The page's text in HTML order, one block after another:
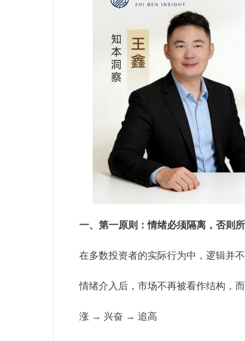
一、第一原则：情绪必须隔离，否则
在多数投资者的实际行为中，逻辑并
情绪介入后，市场不再被看作结构，
涨 → 兴奋 → 追高